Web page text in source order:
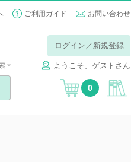
ご利用ガイド お問い合わせ
ログイン／新規登録
ようこそ、ゲストさん
0